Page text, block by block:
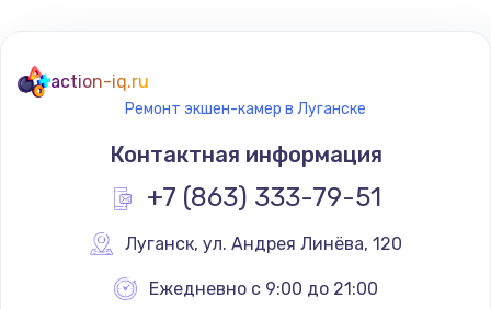
action-iq.ru
Ремонт экшен-камер в Луганске
Контактная информация
+7 (863) 333-79-51
Луганск, ул. Андрея Линёва, 120
Ежедневно с 9:00 до 21:00